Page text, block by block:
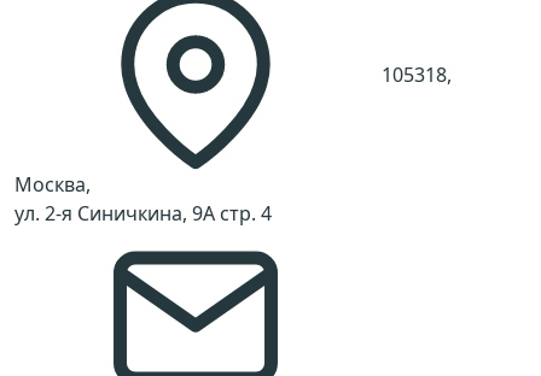
105318,
Москва,
ул. 2-я Синичкина, 9А стр. 4